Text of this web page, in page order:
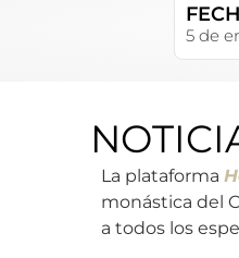
5 de
La plataforma
monástica del
a todos los